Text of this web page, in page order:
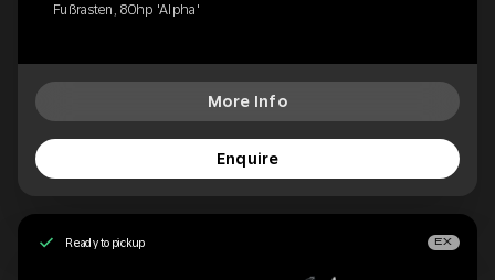
Fußrasten, 80hp 'Alpha'
More Info
Enquire
Ready to pickup EX